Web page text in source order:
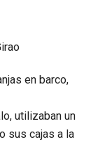
en barco,
utilizaban un
sus cajas a la